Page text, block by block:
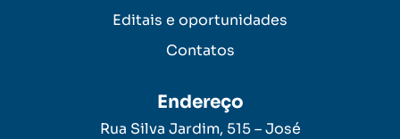
Editais e oportunidades
Contatos
Endereço
Rua Silva Jardim, 515 – José